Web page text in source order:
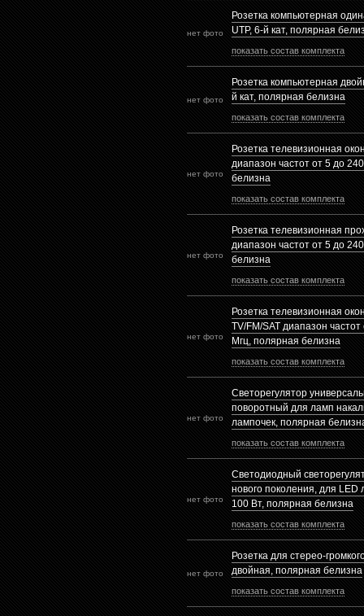
нет фото
Розетка компьютерная
UTP, 6-й кат, полярная
показать состав комплекта
нет фото
Розетка компьютерная
й кат, полярная белизна
показать состав комплекта
нет фото
Розетка телевизионная
диапазон частот от 5 до
белизна
показать состав комплекта
нет фото
Розетка телевизионная
диапазон частот от 5 до
белизна
показать состав комплекта
нет фото
Розетка телевизионная
TV/FM/SAT диапазон
Mгц, полярная белизна
показать состав комплекта
нет фото
Светорегулятор
поворотный для ламп
лампочек, полярная
показать состав комплекта
нет фото
Светодиодный
нового поколения, для LED
100 Вт, полярная белизна
показать состав комплекта
нет фото
Розетка для стерео-
двойная, полярная белизна
показать состав комплекта